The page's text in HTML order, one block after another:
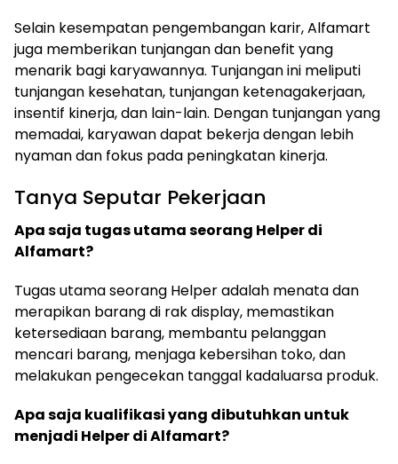
Selain kesempatan pengembangan karir, Alfamart
juga memberikan tunjangan dan benefit yang
menarik bagi karyawannya. Tunjangan ini meliputi
tunjangan kesehatan, tunjangan ketenagakerjaan,
insentif kinerja, dan lain-lain. Dengan tunjangan yang
memadai, karyawan dapat bekerja dengan lebih
nyaman dan fokus pada peningkatan kinerja.
Tanya Seputar Pekerjaan
Apa saja tugas utama seorang Helper di
Alfamart?
Tugas utama seorang Helper adalah menata dan
merapikan barang di rak display, memastikan
ketersediaan barang, membantu pelanggan
mencari barang, menjaga kebersihan toko, dan
melakukan pengecekan tanggal kadaluarsa produk.
Apa saja kualifikasi yang dibutuhkan untuk
menjadi Helper di Alfamart?